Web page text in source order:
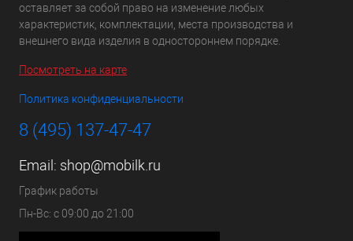
оставляет за собой право на изменение любых
характеристик, комплектации, места производства и
внешнего вида изделия в одностороннем порядке.
Посмотреть на карте
Политика конфиденциальности
8 (495) 137-47-47
Email: shop@mobilk.ru
График работы
Пн-Вс: с 09:00 до 21:00